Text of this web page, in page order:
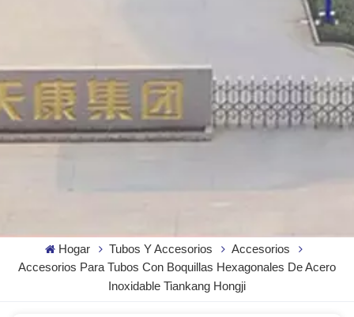
Hogar Tubos Y Accesorios
Accesorios
Accesorios Para Tubos Con Boquillas Hexagonales De Acero
Inoxidable Tiankang Hongji